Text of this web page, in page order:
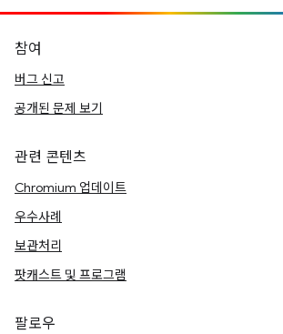
참여
버그 신고
공개된 문제 보기
관련 콘텐츠
Chromium 업데이트
우수사례
보관처리
팟캐스트 및 프로그램
팔로우